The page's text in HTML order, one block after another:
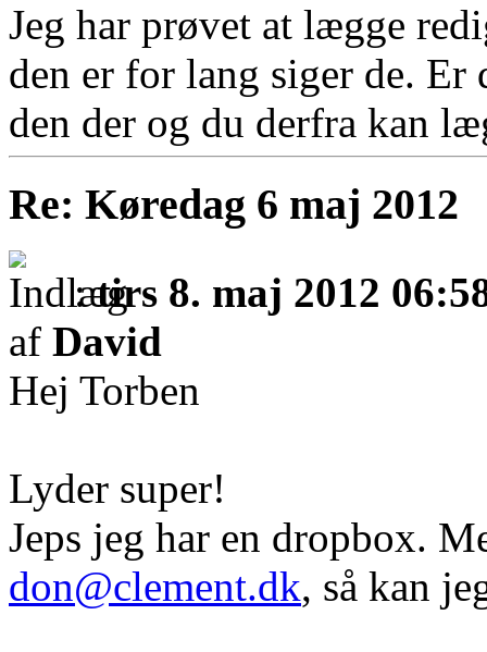
Jeg har prøvet at lægge
den er for lang siger de.
den der og du derfra kan
Re: Køredag 6 maj 2012
:tirs 8. maj 2012
af David
Hej Torben
Lyder super!
Jeps jeg har en dropbox.
don@clement.dk, så kan